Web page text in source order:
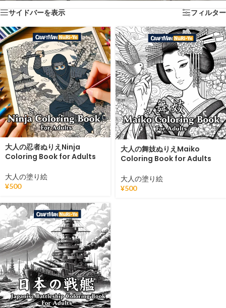
サイドバーを表示 フィルター
大人の忍者ぬりえNinja
Coloring Book for Adults
大人の塗り絵
¥500
大人の舞妓ぬりえMaiko
Coloring Book for Adults
大人の塗り絵
¥500